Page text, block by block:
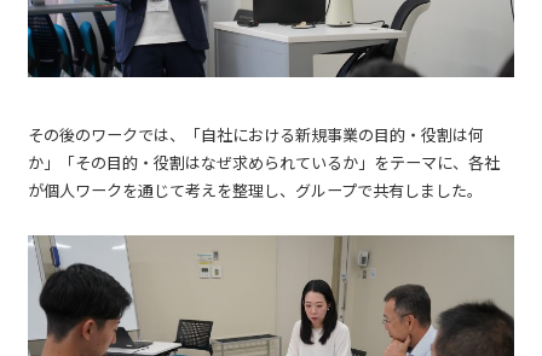
その後のワークでは、「自社における新規事業の目的・役割は何
か」「その目的・役割はなぜ求められているか」をテーマに、各社
が個人ワークを通じて考えを整理し、グループで共有しました。